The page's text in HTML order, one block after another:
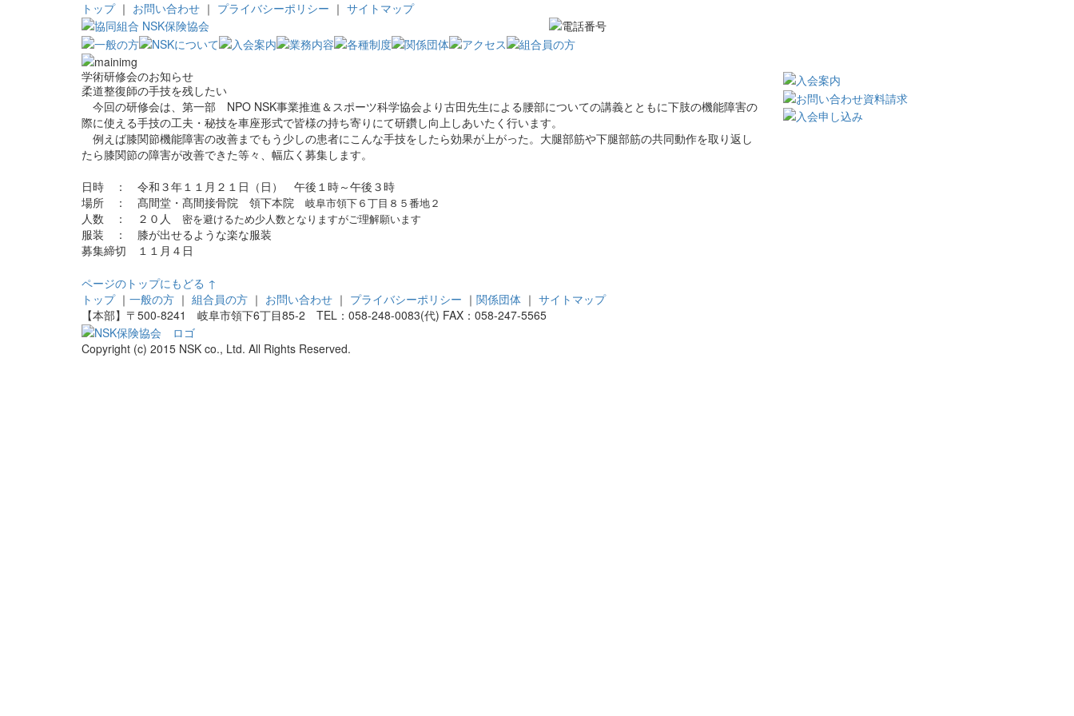
トップ｜ お問い合わせ ｜ プライバシーポリシー ｜ サイトマップ
学術研修会のお知らせ
柔道整復師の手技を残したい
今回の研修会は、第一部 NPO NSK事業推進＆スポーツ科学協会より古田先生による腰部についての講義とともに下肢の機能障害の
際に使える手技の工夫・秘技を車座形式で皆様の持ち寄りにて研鑽し向上しあいたく行います。
例えば膝関節機能障害の改善までもう少しの患者にこんな手技をしたら効果が上がった。大腿部筋や下腿部筋の共同動作を取り返し
たら膝関節の障害が改善できた等々、幅広く募集します。
日時 ： 令和３年１１月２１日（日） 午後１時～午後３時
場所 ： 髙間堂・髙間接骨院 領下本院 岐阜市領下６丁目８５番地２
人数 ： ２０人 密を避けるため少人数となりますがご理解願います
服装 ： 膝が出せるような楽な服装
募集締切 １１月４日
ページのトップにもどる ↑
トップ｜ 一般の方 ｜ 組合員の方 ｜ お問い合わせ ｜ プライバシーポリシー ｜ 関係団体 ｜ サイトマップ
【本部】〒500-8241 岐阜市領下6丁目85-2 TEL：058-248-0083(代) FAX：058-247-5565
Copyright (c) 2015 NSK co., Ltd. All Rights Reserved.